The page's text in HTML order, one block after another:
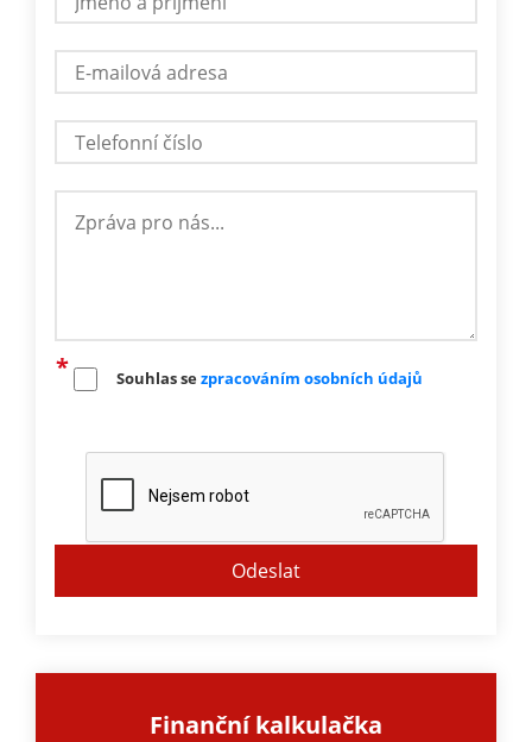
Souhlas se zpracováním osobních údajů
Finanční kalkulačka